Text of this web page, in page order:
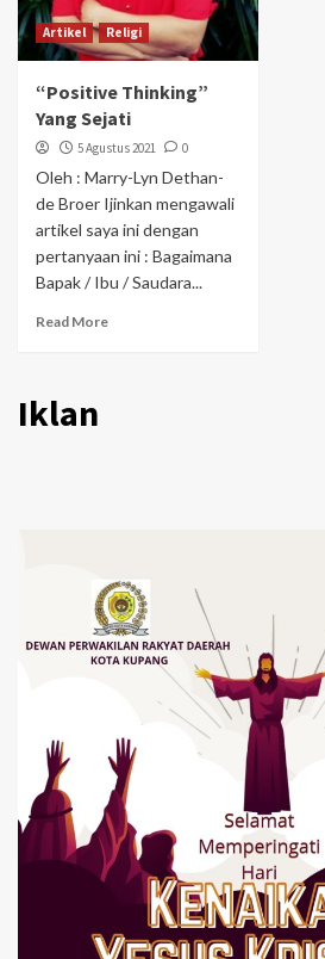
Artikel Religi
“Positive Thinking”
Yang Sejati
5 Agustus 2021 0
Oleh : Marry-Lyn Dethan-
de Broer Ijinkan mengawali
artikel saya ini dengan
pertanyaan ini : Bagaimana
Bapak / Ibu / Saudara...
Read More
Iklan